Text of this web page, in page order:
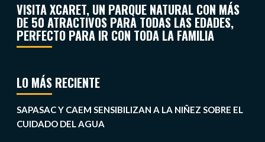
VISITA XCARET, UN PARQUE NATURAL CON MÁS
DE 50 ATRACTIVOS PARA TODAS LAS EDADES,
PERFECTO PARA IR CON TODA LA FAMILIA
LO MÁS RECIENTE
SAPASAC Y CAEM SENSIBILIZAN A LA NIÑEZ SOBRE EL
CUIDADO DEL AGUA